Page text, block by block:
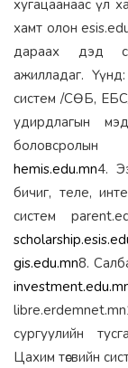
хугацаанаас үл
хамт олон
дараах дэд
ажилладаг. Үүнд:
систем /СӨБ,
удирдлагын
hemis.edu.mn4.
бичиг, теле,
систем
gis.edu.mn8.
libre.erdemnet.mn
сургуулийн
Цахим төсвийн